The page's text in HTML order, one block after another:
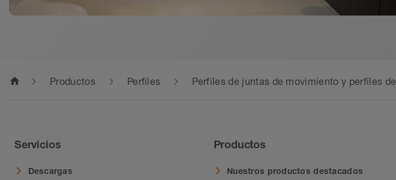
home Productos Perfiles Perfiles de juntas de movimiento y perfiles
Servicios
Descargas
Productos
Nuestros productos destacados